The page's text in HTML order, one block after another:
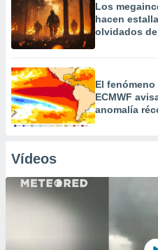
Los
hacen
olvidados
El
ECMWF
anomalía
Vídeos